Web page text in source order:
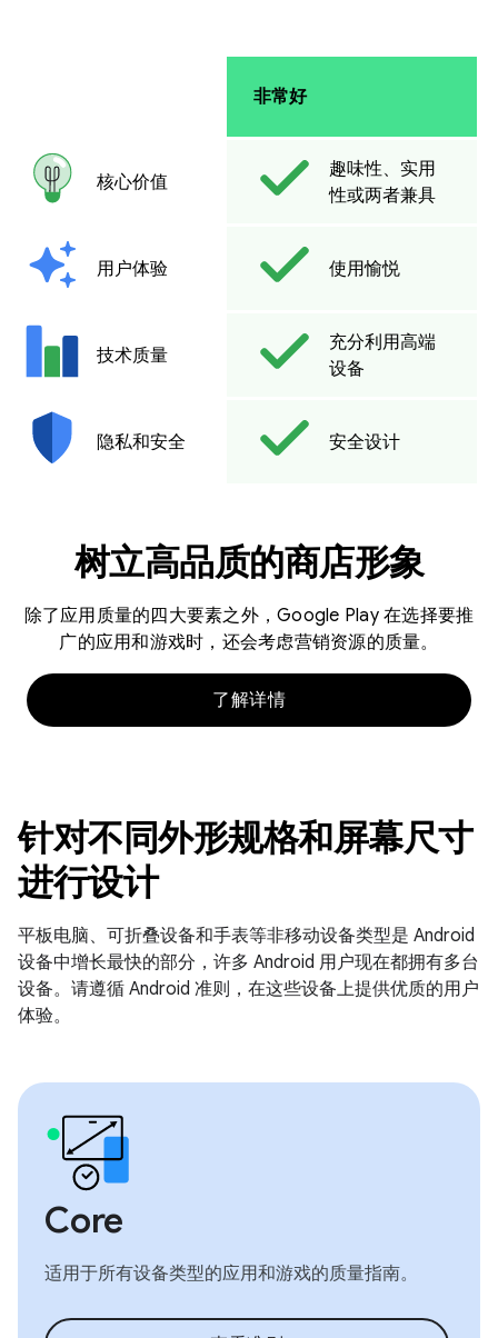
非常好
核心价值
趣味性、实用
性或两者兼具
用户体验 使用愉悦
技术质量
充分利用高端
设备
隐私和安全 安全设计
树立高品质的商店形象
除了应用质量的四大要素之外，Google Play 在选择要推
广的应用和游戏时，还会考虑营销资源的质量。
了解详情
针对不同外形规格和屏幕尺寸
进行设计
平板电脑、可折叠设备和手表等非移动设备类型是 Android
设备中增长最快的部分，许多 Android 用户现在都拥有多台
设备。请遵循 Android 准则，在这些设备上提供优质的用户
体验。
Core
适用于所有设备类型的应用和游戏的质量指南。